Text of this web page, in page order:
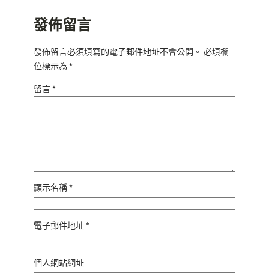
發佈留言
發佈留言必須填寫的電子郵件地址不會公開。 必填欄
位標示為*
留言*
顯示名稱*
電子郵件地址*
個人網站網址